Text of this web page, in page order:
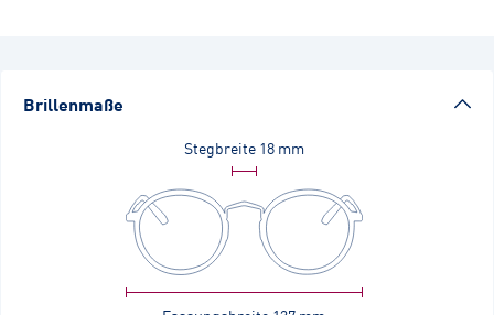
Brillenmaße
Stegbreite 18 mm